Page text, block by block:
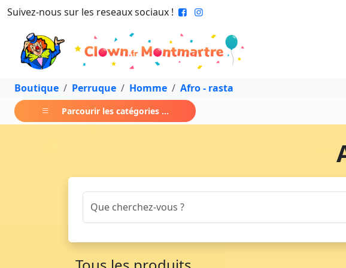
Suivez-nous sur les reseaux sociaux !
Boutique Perruque Homme Afro - rasta
Parcourir les catégories ...